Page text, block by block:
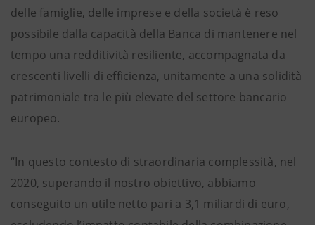
delle famiglie, delle imprese e della società è reso
possibile dalla capacità della Banca di mantenere nel
tempo una redditività resiliente, accompagnata da
crescenti livelli di efficienza, unitamente a una solidità
patrimoniale tra le più elevate del settore bancario
europeo.
“In questo contesto di straordinaria complessità, nel
2020, superando il nostro obiettivo, abbiamo
conseguito un utile netto pari a 3,1 miliardi di euro,